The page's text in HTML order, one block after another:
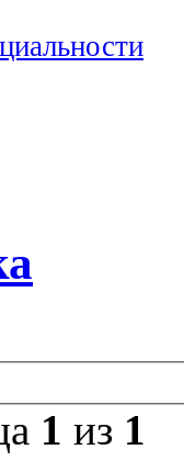
1 из 1